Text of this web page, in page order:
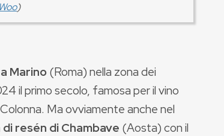
)
Marino(Roma) nella zona dei
il primo secolo, famosa per il vino
Ma ovviamente anche nel
resén di Chambave (Aosta) con il